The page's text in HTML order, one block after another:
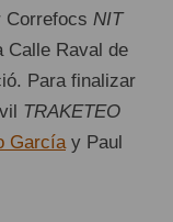
Correfocs NIT
Calle Raval de
Para finalizar
TRAKETEO
García y Paul